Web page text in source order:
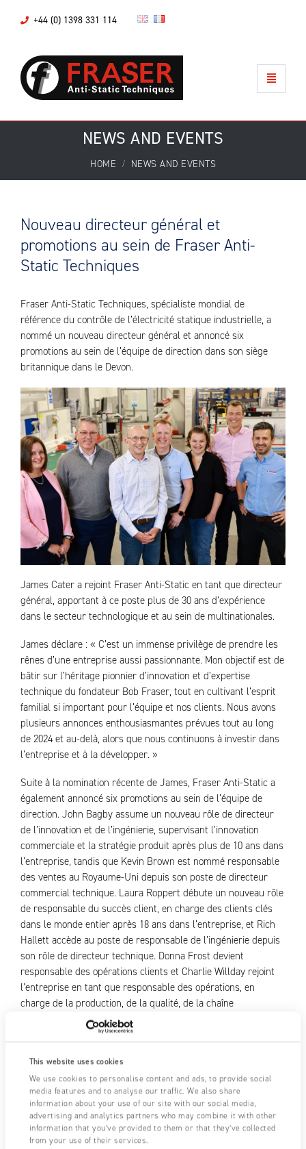
This website uses cookies
We use cookies to personalise content and ads, to provide social
media features and to analyse our traffic. We also share
information about your use of our site with our social media,
advertising and analytics partners who may combine it with other
information that you’ve provided to them or that they’ve collected
from your use of their services.
+44 (0) 1398 331 114
NEWS AND EVENTS
HOME NEWS AND EVENTS
Nouveau directeur général et
promotions au sein de Fraser Anti-
Static Techniques
Fraser Anti-Static Techniques, spécialiste mondial de
référence du contrôle de l’électricité statique industrielle, a
nommé un nouveau directeur général et annoncé six
promotions au sein de l’équipe de direction dans son siège
britannique dans le Devon.
James Cater a rejoint Fraser Anti-Static en tant que directeur
général, apportant à ce poste plus de 30 ans d’expérience
dans le secteur technologique et au sein de multinationales.
James déclare : « C’est un immense privilège de prendre les
rênes d’une entreprise aussi passionnante. Mon objectif est de
bâtir sur l’héritage pionnier d’innovation et d’expertise
technique du fondateur Bob Fraser, tout en cultivant l’esprit
familial si important pour l’équipe et nos clients. Nous avons
plusieurs annonces enthousiasmantes prévues tout au long
de 2024 et au-delà, alors que nous continuons à investir dans
l’entreprise et à la développer. »
Suite à la nomination récente de James, Fraser Anti-Static a
également annoncé six promotions au sein de l’équipe de
direction. John Bagby assume un nouveau rôle de directeur
de l’innovation et de l’ingénierie, supervisant l’innovation
commerciale et la stratégie produit après plus de 10 ans dans
l’entreprise, tandis que Kevin Brown est nommé responsable
des ventes au Royaume-Uni depuis son poste de directeur
commercial technique. Laura Roppert débute un nouveau rôle
de responsable du succès client, en charge des clients clés
dans le monde entier après 18 ans dans l’entreprise, et Rich
Hallett accède au poste de responsable de l’ingénierie depuis
son rôle de directeur technique. Donna Frost devient
responsable des opérations clients et Charlie Willday rejoint
l’entreprise en tant que responsable des opérations, en
charge de la production, de la qualité, de la chaîne
d’approvisionnement et des opérations clients.
James Cater déclare : « Ces promotions témoignent de
l’étendue de l’expertise au sein de l’équipe et de leur
dévouement envers l’excellence client et l’entreprise. Nous
sommes fiers d’accorder autant de promotions bien méritées.
Nous nous engageons envers chaque membre de la famille
Fraser et continuerons à développer les compétences et les
carrières de tous nos collaborateurs talentueux. »